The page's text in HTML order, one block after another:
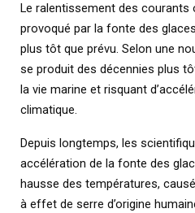
Le ralentissement des courants
provoqué par la fonte des
plus tôt que prévu. Selon une
se produit des décennies plus
la vie marine et risquant
climatique.
Depuis longtemps, les
accélération de la fonte des
hausse des températures,
à effet de serre d’origine